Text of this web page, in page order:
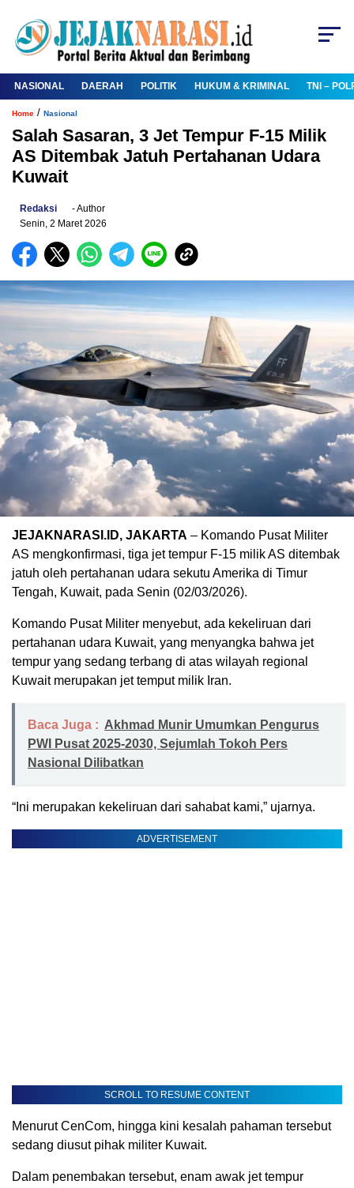
NASIONAL DAERAH POLITIK HUKUM & KRIMINAL TNI –
Home / Nasional
Salah Sasaran, 3 Jet Tempur F-15 Milik
AS Ditembak Jatuh Pertahanan Udara
Kuwait
Redaksi
- Author
Senin, 2 Maret 2026
JEJAKNARASI.ID, JAKARTA – Komando Pusat Militer
AS mengkonfirmasi, tiga jet tempur F-15 milik AS ditembak
jatuh oleh pertahanan udara sekutu Amerika di Timur
Tengah, Kuwait, pada Senin (02/03/2026).
Komando Pusat Militer menyebut, ada kekeliruan dari
pertahanan udara Kuwait, yang menyangka bahwa jet
tempur yang sedang terbang di atas wilayah regional
Kuwait merupakan jet temput milik Iran.
Baca Juga : Akhmad Munir Umumkan Pengurus
PWI Pusat 2025-2030, Sejumlah Tokoh Pers
Nasional Dilibatkan
“Ini merupakan kekeliruan dari sahabat kami,” ujarnya.
ADVERTISEMENT
SCROLL TO RESUME CONTENT
Menurut CenCom, hingga kini kesalah pahaman tersebut
sedang diusut pihak militer Kuwait.
Dalam penembakan tersebut, enam awak jet tempur